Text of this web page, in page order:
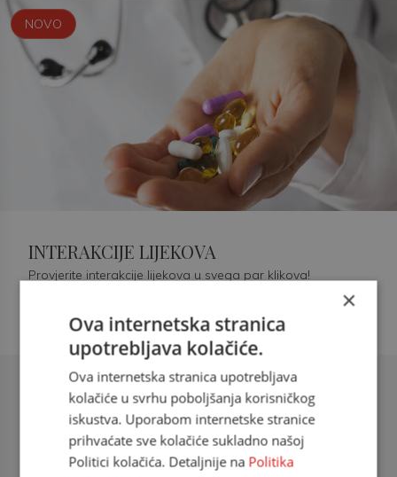
Šećerna bolest tip 2 = kardiovaskularna
doc. dr. sc. Višnja Kokić Maleš,
dr.med., specijalististica
NOVO
INTERAKCIJE LIJEKOVA
Provjerite interakcije lijekova u svega par klikova!
×
Ova internetska stranica
upotrebljava kolačiće.
Ova internetska stranica upotrebljava
kolačiće u svrhu poboljšanja korisničkog
iskustva. Uporabom internetske stranice
prihvaćate sve kolačiće sukladno našoj
Politici kolačića. Detaljnije na Politika